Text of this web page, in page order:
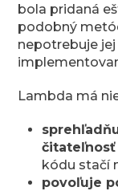
bola pridaná
podobný
nepotrebuje
Lambda má
čitateľnosť
kódu stačí
povoľuje